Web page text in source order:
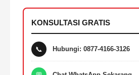
KONSULTASI GRATIS
📞 Hubungi: 0877-4166-3126